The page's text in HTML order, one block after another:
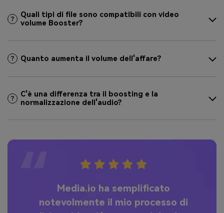
Quali tipi di file sono compatibili con video
volume Booster?
Quanto aumenta il volume dell'affare?
C'è una differenza tra il boosting e la
normalizzazione dell'audio?
Media.io ha semplificato
notevolmente il mio processo di